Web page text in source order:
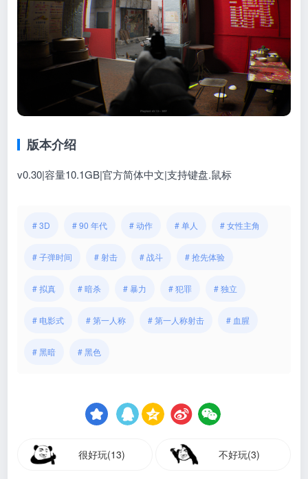
版本介绍
v0.30|容量10.1GB|官方简体中文|支持键盘.鼠标
# 3D # 90 年代 # 动作 # 单人 # 女性主角
# 子弹时间 # 射击 # 战斗 # 抢先体验
# 拟真 # 暗杀 # 暴力 # 犯罪 # 独立
# 电影式 # 第一人称 # 第一人称射击 # 血腥
# 黑暗 # 黑色
很好玩(13) 不好玩(3)